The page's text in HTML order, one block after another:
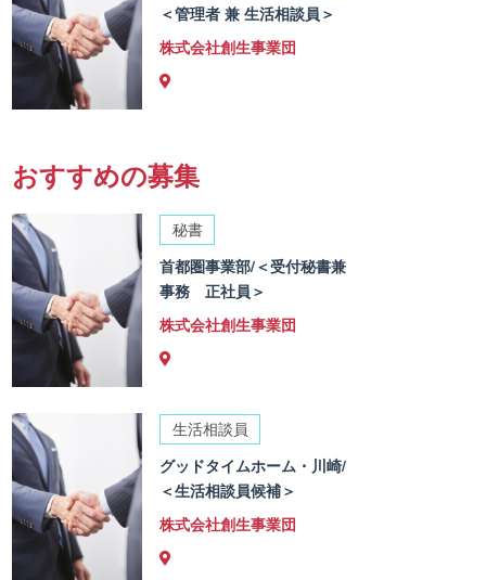
＜管理者 兼 生活相談員＞
株式会社創生事業団
おすすめの募集
秘書
首都圏事業部/＜受付秘書兼
事務 正社員＞
株式会社創生事業団
生活相談員
グッドタイムホーム・川崎/
＜生活相談員候補＞
株式会社創生事業団